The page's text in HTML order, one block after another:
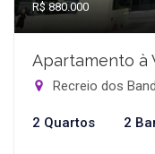
R$ 880.000
Apartamento à
Recreio dos
2 Quartos 2